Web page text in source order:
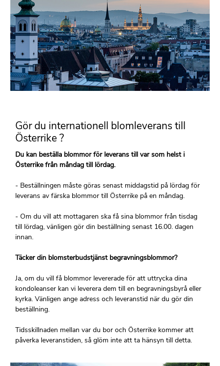
Gör du internationell blomleverans till
Österrike ?
Du kan beställa blommor för leverans till var som helst i
Österrike från måndag till lördag.
- Beställningen måste göras senast middagstid på lördag för
leverans av färska blommor till Österrike på en måndag.
- Om du vill att mottagaren ska få sina blommor från tisdag
till lördag, vänligen gör din beställning senast 16.00. dagen
innan.
Täcker din blomsterbudstjänst begravningsblommor?
Ja, om du vill få blommor levererade för att uttrycka dina
kondoleanser kan vi leverera dem till en begravningsbyrå eller
kyrka. Vänligen ange adress och leveranstid när du gör din
beställning.
Tidsskillnaden mellan var du bor och Österrike kommer att
påverka leveranstiden, så glöm inte att ta hänsyn till detta.